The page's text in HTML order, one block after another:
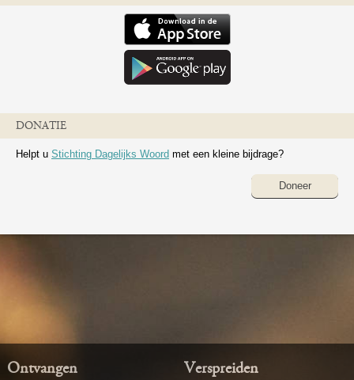
DONATIE
Helpt u Stichting Dagelijks Woord met een kleine bijdrage?
Doneer
Ontvangen Verspreiden